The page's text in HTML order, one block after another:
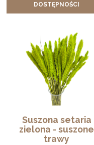
DOSTĘPNOŚCI
Suszona setaria
zielona - suszone
trawy